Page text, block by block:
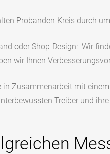
Probanden-Kreis durch
oder Shop-Design: Wir
wir Ihnen
in Zusammenarbeit mit
Treiber und